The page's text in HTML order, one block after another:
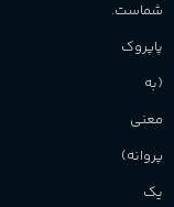
شماست.
پاپروک
(به
معنی
پروانه)
یک